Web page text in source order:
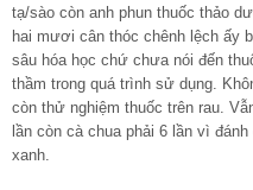
tạ/sào còn anh phun thuốc thảo
hai mươi cân thóc chênh lệch ấy
sâu hóa học chứ chưa nói đến
thầm trong quá trình sử dụng.
còn thử nghiệm thuốc trên rau.
lần còn cà chua phải 6 lần vì
xanh.